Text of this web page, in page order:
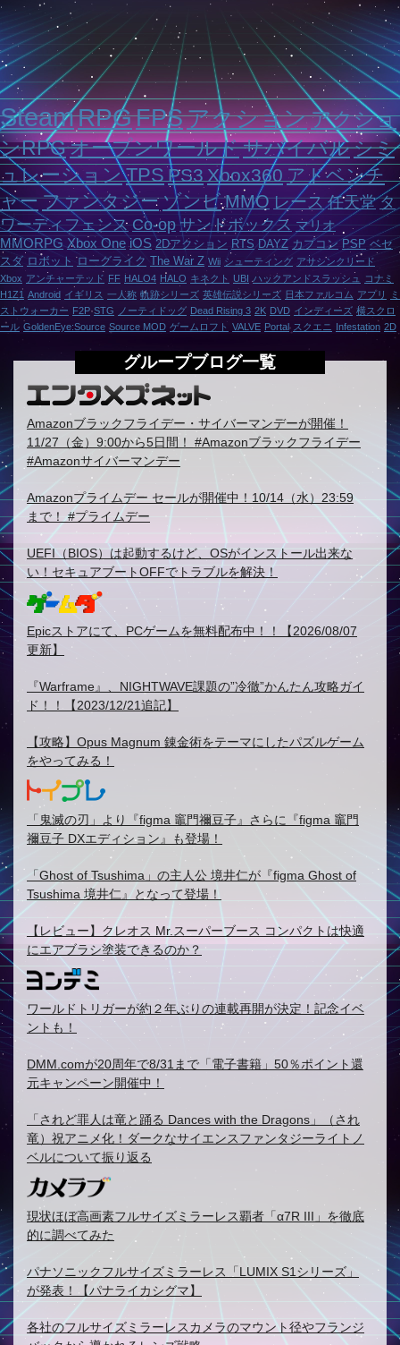
SteamRPGFPSアクションアクショ
ンRPGオープンワールドサバイバルシミ
ュレーションTPSPS3 Xbox360 アドベンチ
ャーファンタジーゾンビMMOレース 任天堂 タ
ワーディフェンス Co-op サンドボックス マリオ
MMORPG Xbox One iOS 2Dアクション RTS DAYZ カプコン PSP ベセ
スダ ロボット ローグライク The War Z Wii シューティング アサシンクリード
Xbox アンチャーテッド FF HALO4 HALO キネクト UBI ハックアンドスラッシュ
コナミ
H1Z1 Android イギリス 一人称 軌跡シリーズ 英雄伝説シリーズ 日本ファルコム アプリ
ミ
ストウォーカー F2P STG ノーティドッグ Dead Rising 3 2K DVD インディーズ 横スクロ
ール GoldenEye:Source Source MOD ゲームロフト VALVE Portal スクエニ Infestation 2D
グループブログ一覧
Amazonブラックフライデー・サイバーマンデーが開催！
11/27（金）9:00から5日間！ #Amazonブラックフライデー
#Amazonサイバーマンデー
Amazonプライムデー セールが開催中！10/14（水）23:59
まで！ #プライムデー
UEFI（BIOS）は起動するけど、OSがインストール出来な
い！セキュアブートOFFでトラブルを解決！
Epicストアにて、PCゲームを無料配布中！！【2026/08/07
更新】
『Warframe』、NIGHTWAVE課題の”冷徹”かんたん攻略ガイ
ド！！【2023/12/21追記】
【攻略】Opus Magnum 錬金術をテーマにしたパズルゲーム
をやってみる！
「鬼滅の刃」より『figma 竈門禰豆子』さらに『figma 竈門
禰豆子 DXエディション』も登場！
「Ghost of Tsushima」の主人公 境井仁が『figma Ghost of
Tsushima 境井仁』となって登場！
【レビュー】クレオス Mr.スーパーブース コンパクトは快適
にエアブラシ塗装できるのか？
ワールドトリガーが約２年ぶりの連載再開が決定！記念イベ
ントも！
DMM.comが20周年で8/31まで「電子書籍」50％ポイント還
元キャンペーン開催中！
「されど罪人は竜と踊る Dances with the Dragons」（され
竜）祝アニメ化！ダークなサイエンスファンタジーライトノ
ベルについて振り返る
現状ほぼ高画素フルサイズミラーレス覇者「α7R III」を徹底
的に調べてみた
パナソニックフルサイズミラーレス「LUMIX S1シリーズ」
が発表！【パナライカシグマ】
各社のフルサイズミラーレスカメラのマウント径やフランジ